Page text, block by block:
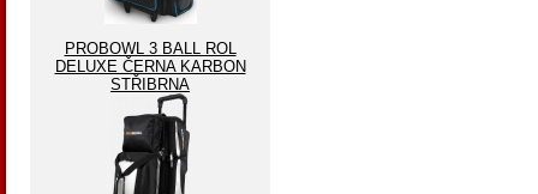
PROBOWL 3 BALL ROL
DELUXE ČERNA KARBON
STŘIBRNA